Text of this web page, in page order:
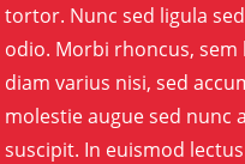
tortor. Nunc sed ligula
odio. Morbi rhoncus,
diam varius nisi, sed
molestie augue sed nunc
suscipit. In euismod